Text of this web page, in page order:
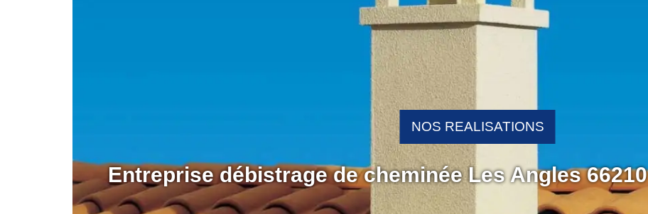
Entreprise débistrage de cheminée Les Angles 66210
NOS REALISATIONS